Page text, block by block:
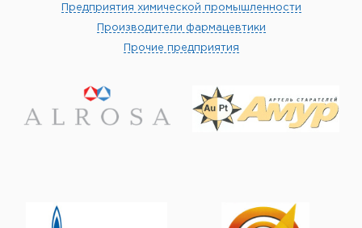
Предприятия химической промышленности
Производители фармацевтики
Прочие предприятия